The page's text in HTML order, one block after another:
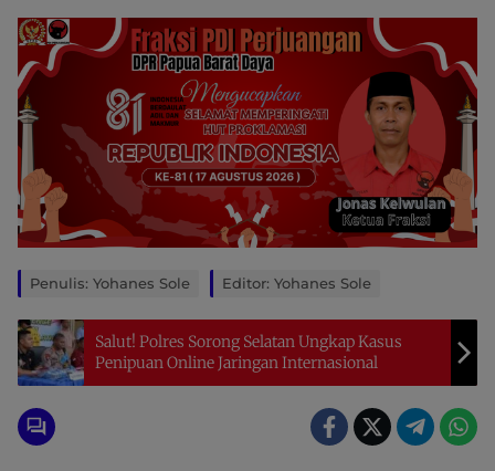
Penulis: Yohanes Sole Editor: Yohanes Sole
Salut! Polres Sorong Selatan Ungkap Kasus
Penipuan Online Jaringan Internasional